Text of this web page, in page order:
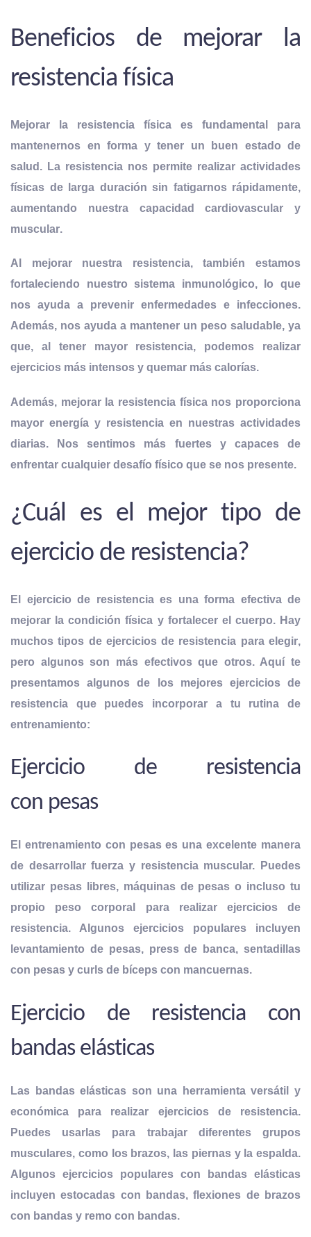
Beneficios de mejorar la
resistencia física
Mejorar la resistencia física es fundamental para
mantenernos en forma y tener un buen estado de
salud. La resistencia nos permite realizar actividades
físicas de larga duración sin fatigarnos rápidamente,
aumentando nuestra capacidad cardiovascular y
muscular.
Al mejorar nuestra resistencia, también estamos
fortaleciendo nuestro sistema inmunológico, lo que
nos ayuda a prevenir enfermedades e infecciones.
Además, nos ayuda a mantener un peso saludable, ya
que, al tener mayor resistencia, podemos realizar
ejercicios más intensos y quemar más calorías.
Además, mejorar la resistencia física nos proporciona
mayor energía y resistencia en nuestras actividades
diarias. Nos sentimos más fuertes y capaces de
enfrentar cualquier desafío físico que se nos presente.
¿Cuál es el mejor tipo de
ejercicio de resistencia?
El ejercicio de resistencia es una forma efectiva de
mejorar la condición física y fortalecer el cuerpo. Hay
muchostipos de ejercicios de resistencia para elegir,
pero algunos son más efectivos que otros. Aquí te
presentamos algunos de los mejores ejercicios de
resistencia que puedes incorporar a tu rutina de
entrenamiento:
Ejercicio de resistencia
con pesas
El entrenamiento con pesas es una excelente manera
de desarrollar fuerza y resistenciamuscular. Puedes
utilizar pesas libres, máquinas de pesas o incluso tu
propio peso corporal para realizar ejercicios de
resistencia. Algunos ejercicios populares incluyen
levantamiento de pesas, press de banca, sentadillas
con pesas y curls de bíceps con mancuernas.
Ejercicio de resistencia con
bandas elásticas
Las bandas elásticas son una
herramienta versátil y
económica para realizar ejercicios de resistencia.
Puedes usarlas para trabajar diferentes grupos
musculares, como los brazos, las piernas y la espalda.
Algunos ejercicios populares con bandas elásticas
incluyen estocadas con bandas, flexiones de brazos
con bandas y remo con bandas.